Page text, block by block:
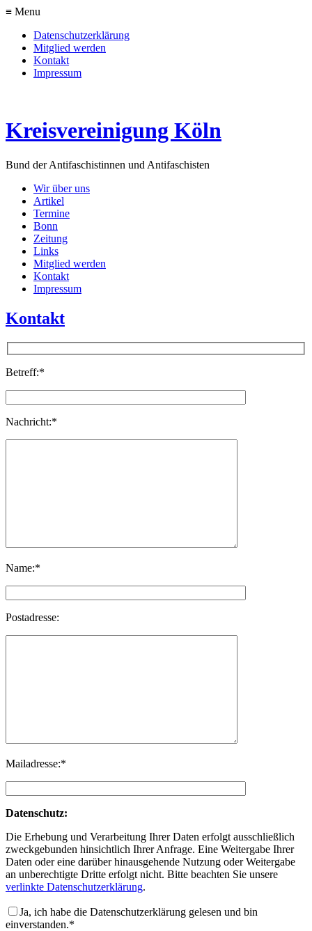
≡ Menu
Datenschutzerklärung
Mitglied werden
Kontakt
Impressum
Kreisvereinigung Köln
Bund der Antifaschistinnen und Antifaschisten
Wir über uns
Artikel
Termine
Bonn
Zeitung
Links
Mitglied werden
Kontakt
Impressum
Kontakt
Betreff:*
Nachricht:*
Name:*
Postadresse:
Mailadresse:*
Datenschutz:
Die Erhebung und Verarbeitung Ihrer Daten erfolgt ausschließlich
zweckgebunden hinsichtlich Ihrer Anfrage. Eine Weitergabe Ihrer
Daten oder eine darüber hinausgehende Nutzung oder Weitergabe
an unberechtigte Dritte erfolgt nicht. Bitte beachten Sie unsere
verlinkte Datenschutzerklärung.
Ja, ich habe die Datenschutzerklärung gelesen und bin
einverstanden.*